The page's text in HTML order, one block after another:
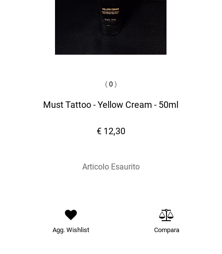
(0 )
Must Tattoo - Yellow Cream - 50ml
€ 12,30
Articolo Esaurito
Agg. Wishlist Compara